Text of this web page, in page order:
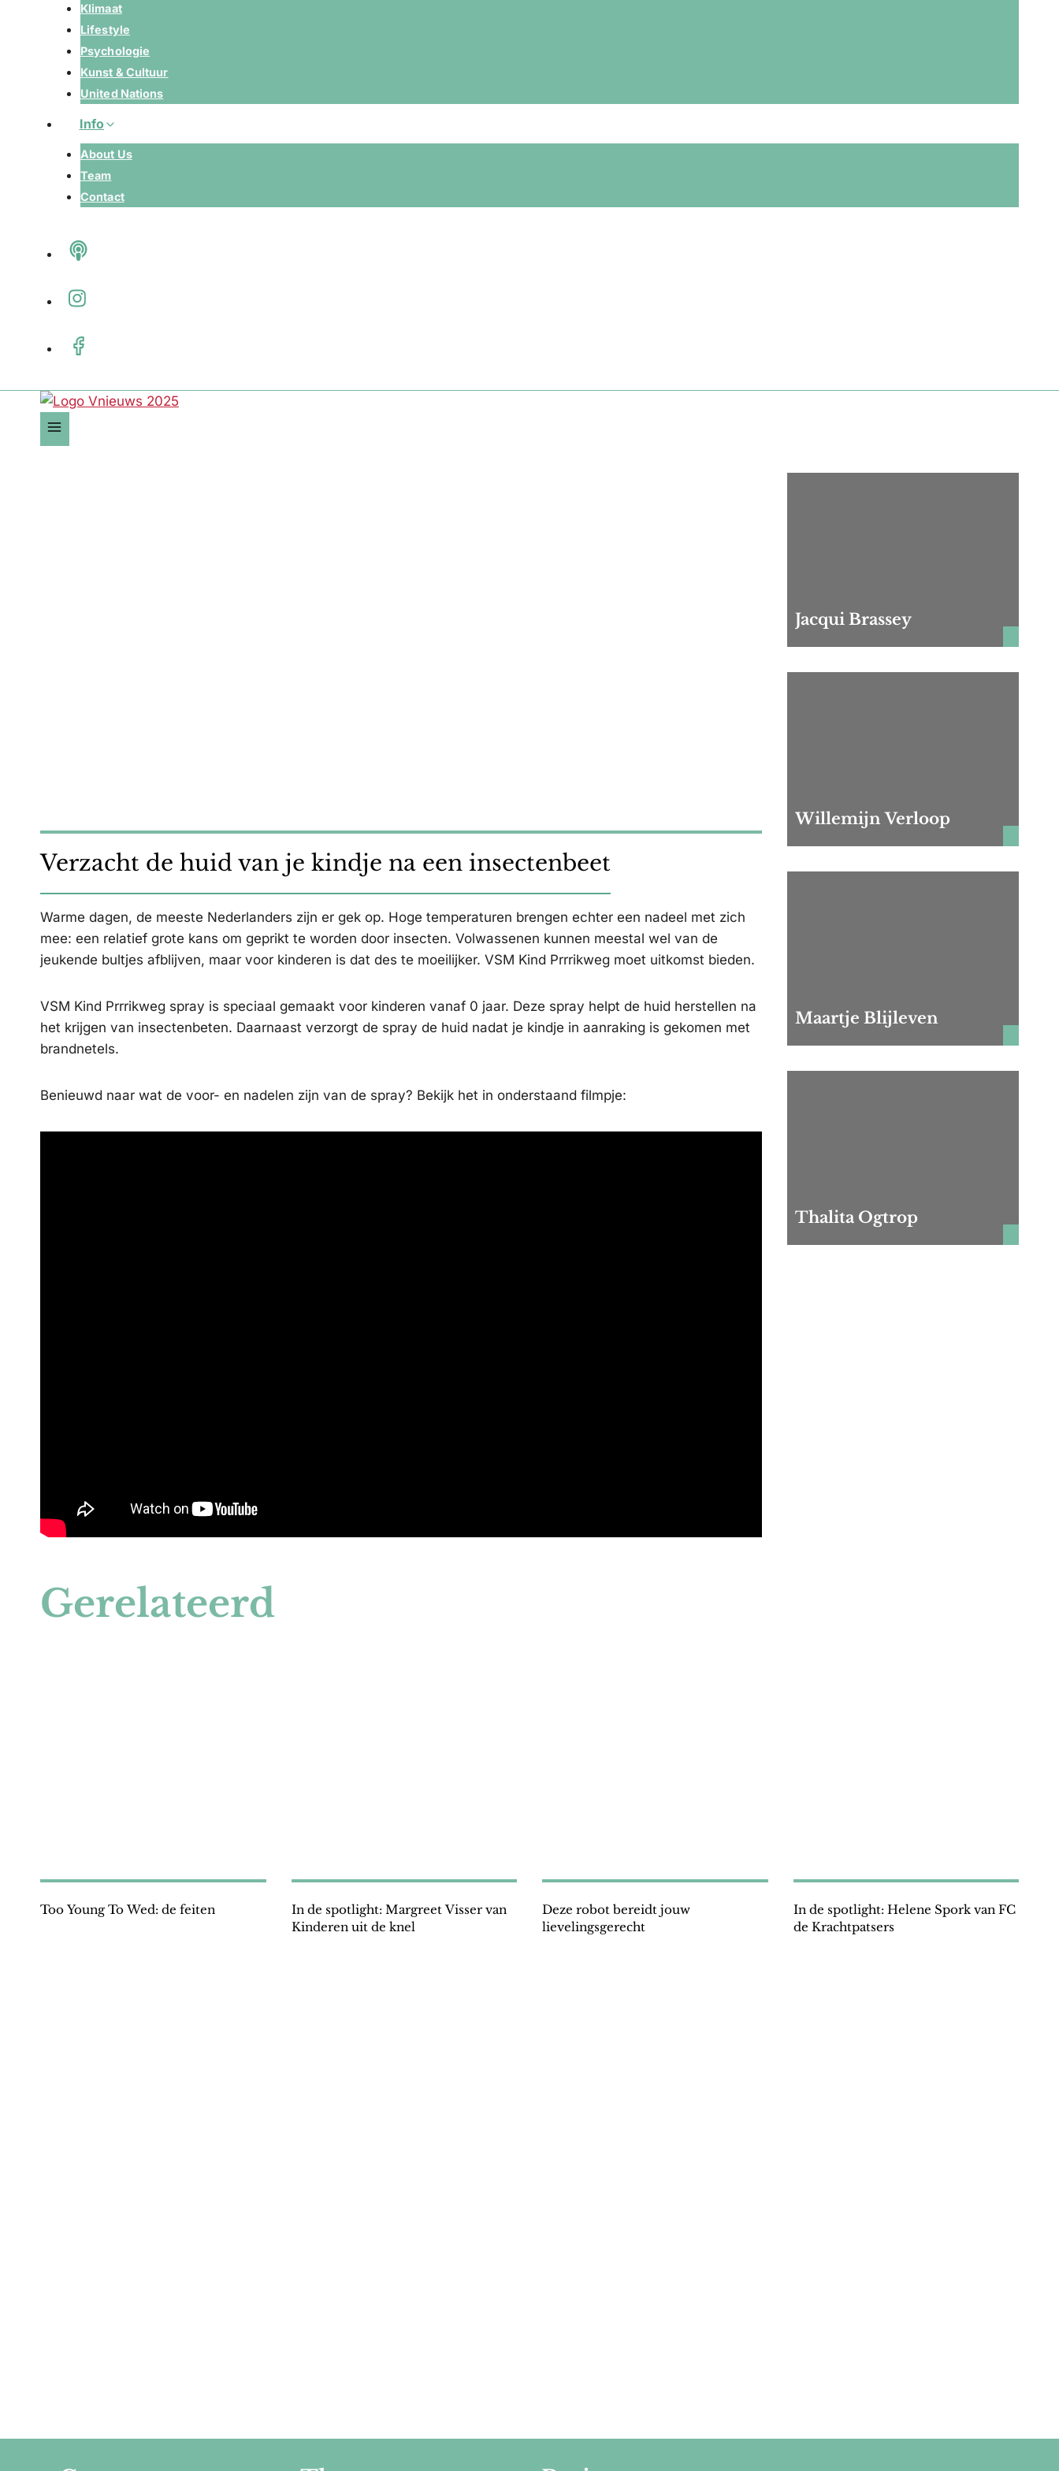
Klimaat
Lifestyle
Psychologie
Kunst & Cultuur
United Nations
Info
About Us
Team
Contact
Verzacht de huid van je kindje na een insectenbeet
Warme dagen, de meeste Nederlanders zijn er gek op. Hoge temperaturen brengen echter een nadeel met zich
mee: een relatief grote kans om geprikt te worden door insecten. Volwassenen kunnen meestal wel van de
jeukende bultjes afblijven, maar voor kinderen is dat des te moeilijker. VSM Kind Prrrikweg moet uitkomst bieden.
VSM Kind Prrrikweg spray is speciaal gemaakt voor kinderen vanaf 0 jaar. Deze spray helpt de huid herstellen na
het krijgen van insectenbeten. Daarnaast verzorgt de spray de huid nadat je kindje in aanraking is gekomen met
brandnetels.
Benieuwd naar wat de voor- en nadelen zijn van de spray? Bekijk het in onderstaand filmpje:
Jacqui Brassey
Willemijn Verloop
Maartje Blijleven
Thalita Ogtrop
Gerelateerd
Too Young To Wed: de feiten
In de spotlight: Margreet Visser van
Kinderen uit de knel
Deze robot bereidt jouw
lievelingsgerecht
In de spotlight: Helene Spork van FC
de Krachtpatsers